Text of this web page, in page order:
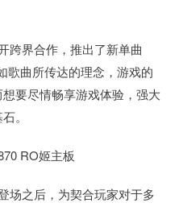
跨界合作，推出了新单曲
歌曲所传达的理念，游戏的
要尽情畅享游戏体验，强大
。
RO姬主板
场之后，为契合玩家对于多